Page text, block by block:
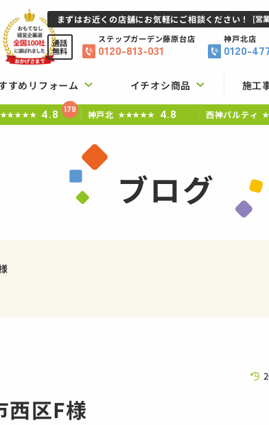
すめリフォーム イチオシ商品 施工
まずはお近くの店舗にお気軽にご相談ください！ [営
通話
無料
ステップガーデン藤原台店
0120-813-031
神戸北店
0120-
★★★★★ 4.8 179 神戸北 ★★★★★ 4.8 西神パルティ
ブログ
西区F様